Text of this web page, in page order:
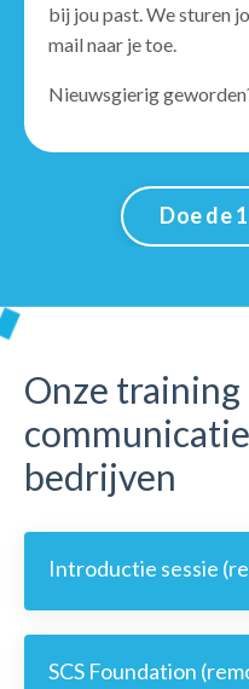
bij jou past. We sturen
mail naar je toe.
Nieuwsgierig
Doe de
Onze training
bedrijven
Introductie sessie
SCS Foundation